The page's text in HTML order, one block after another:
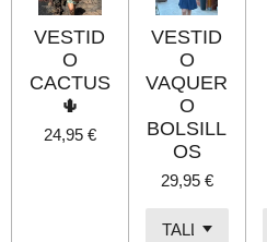
VESTID
O
CACTUS
🌵
24,95 €
VESTID
O
VAQUER
O
BOLSILL
OS
29,95 €